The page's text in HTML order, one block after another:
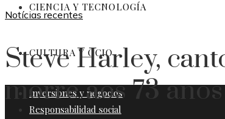
CIENCIA Y TECNOLOGÍA
CULTURA Y OCIO
Inversiones y negocios
Responsabilidad social
Notícias recentes
Steve Harley,
morre aos 73 anos